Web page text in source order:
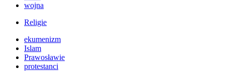
wojna
Religie
ekumenizm
Islam
Prawosławie
protestanci